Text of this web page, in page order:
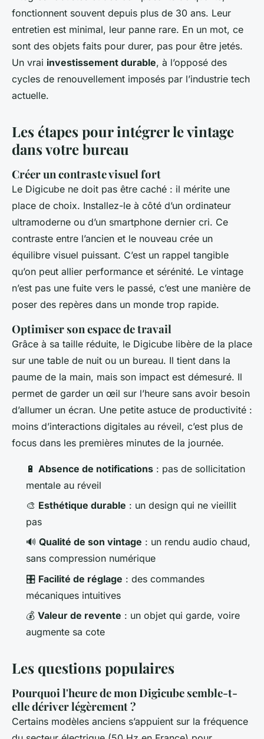
fonctionnent souvent depuis plus de 30 ans. Leur
entretien est minimal, leur panne rare. En un mot, ce
sont des objets faits pour durer, pas pour être jetés.
Un vrai investissement durable, à l’opposé des
cycles de renouvellement imposés par l’industrie tech
actuelle.
Les étapes pour intégrer le vintage
dans votre bureau
Créer un contraste visuel fort
Le Digicube ne doit pas être caché : il mérite une
place de choix. Installez-le à côté d’un ordinateur
ultramoderne ou d’un smartphone dernier cri. Ce
contraste entre l’ancien et le nouveau crée un
équilibre visuel puissant. C’est un rappel tangible
qu’on peut allier performance et sérénité. Le vintage
n’est pas une fuite vers le passé, c’est une manière de
poser des repères dans un monde trop rapide.
Optimiser son espace de travail
Grâce à sa taille réduite, le Digicube libère de la place
sur une table de nuit ou un bureau. Il tient dans la
paume de la main, mais son impact est démesuré. Il
permet de garder un œil sur l’heure sans avoir besoin
d’allumer un écran. Une petite astuce de productivité :
moins d’interactions digitales au réveil, c’est plus de
focus dans les premières minutes de la journée.
🔋 Absence de notifications : pas de sollicitation
mentale au réveil
🎨 Esthétique durable : un design qui ne vieillit
pas
🔊 Qualité de son vintage : un rendu audio chaud,
sans compression numérique
🎛️ Facilité de réglage : des commandes
mécaniques intuitives
💰 Valeur de revente : un objet qui garde, voire
augmente sa cote
Les questions populaires
Pourquoi l'heure de mon Digicube semble-t-
elle dériver légèrement ?
Certains modèles anciens s’appuient sur la fréquence